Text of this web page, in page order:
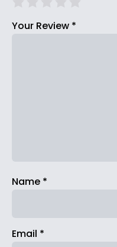
Your Review *
Name *
Email *